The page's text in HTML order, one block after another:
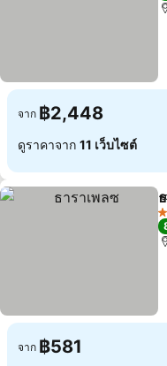
จาก ฿2,448
ดูราคาจาก 11 เว็บไซต์
3
จาก ฿581